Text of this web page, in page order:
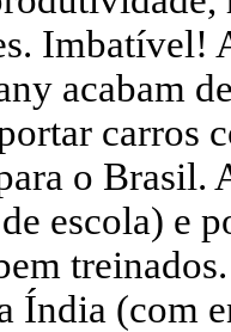
Imbatível!
acabam
carros
o
escola) e
Índia (com